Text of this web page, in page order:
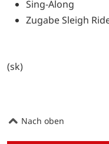
Sing-Along
Zugabe Sleigh
(sk)
Nach oben